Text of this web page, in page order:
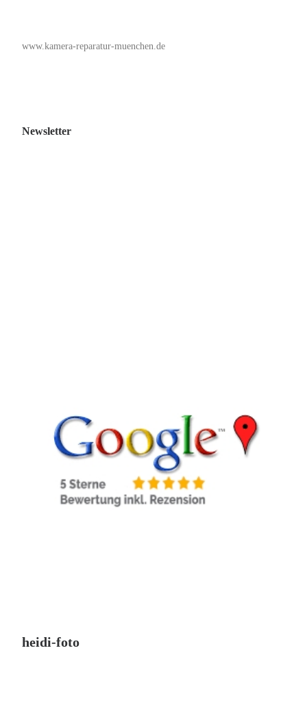
www.kamera-reparatur-muenchen.de
Newsletter
heidi-foto